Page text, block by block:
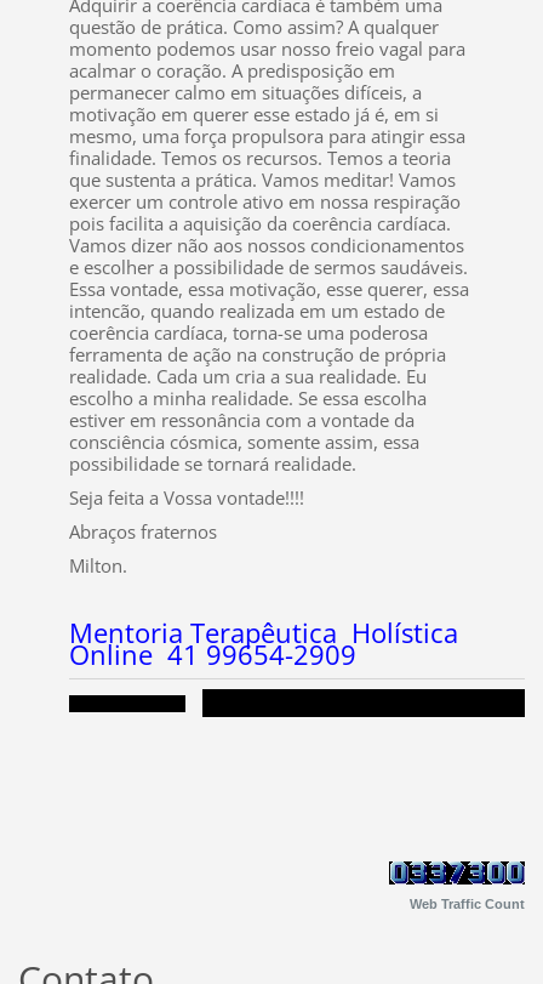
Adquirir a coerência cardíaca é também uma
questão de prática. Como assim? A qualquer
momento podemos usar nosso freio vagal para
acalmar o coração. A predisposição em
permanecer calmo em situações difíceis, a
motivação em querer esse estado já é, em si
mesmo, uma força propulsora para atingir essa
finalidade. Temos os recursos. Temos a teoria
que sustenta a prática. Vamos meditar! Vamos
exercer um controle ativo em nossa respiração
pois facilita a aquisição da coerência cardíaca.
Vamos dizer não aos nossos condicionamentos
e escolher a possibilidade de sermos saudáveis.
Essa vontade, essa motivação, esse querer, essa
intencão, quando realizada em um estado de
coerência cardíaca, torna-se uma poderosa
ferramenta de ação na construção de própria
realidade. Cada um cria a sua realidade. Eu
escolho a minha realidade. Se essa escolha
estiver em ressonância com a vontade da
consciência cósmica, somente assim, essa
possibilidade se tornará realidade.
Seja feita a Vossa vontade!!!!
Abraços fraternos
Milton.
Mentoria Terapêutica Holística
Online 41 99654-2909
Web Traffic Count